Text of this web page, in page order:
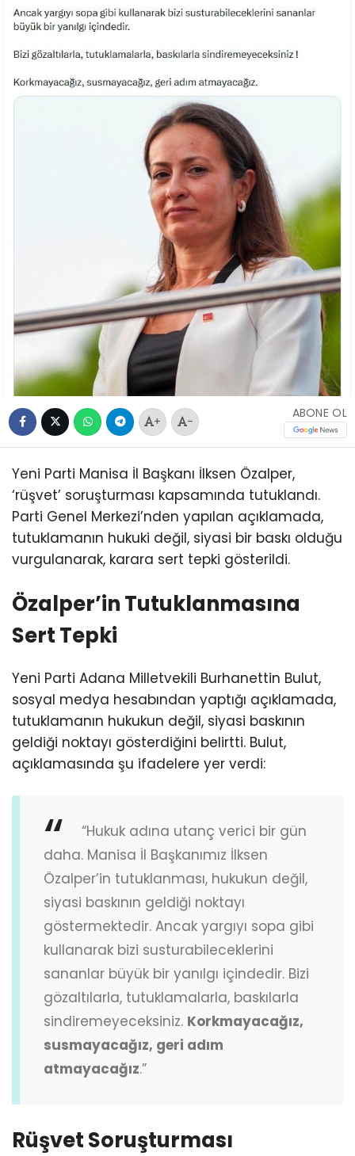
+ -
ABONE OL
Yeni Parti Manisa İl Başkanı İlksen Özalper,
‘rüşvet’ soruşturması kapsamında tutuklandı.
Parti Genel Merkezi’nden yapılan açıklamada,
tutuklamanın hukuki değil, siyasi bir baskı olduğu
vurgulanarak, karara sert tepki gösterildi.
Özalper’in Tutuklanmasına
Sert Tepki
Yeni Parti Adana Milletvekili Burhanettin Bulut,
sosyal medya hesabından yaptığı açıklamada,
tutuklamanın hukukun değil, siyasi baskının
geldiği noktayı gösterdiğini belirtti. Bulut,
açıklamasında şu ifadelere yer verdi:
“Hukuk adına utanç verici bir gün
daha. Manisa İl Başkanımız İlksen
Özalper’in tutuklanması, hukukun değil,
siyasi baskının geldiği noktayı
göstermektedir. Ancak yargıyı sopa gibi
kullanarak bizi susturabileceklerini
sananlar büyük bir yanılgı içindedir. Bizi
gözaltılarla, tutuklamalarla, baskılarla
sindiremeyeceksiniz. Korkmayacağız,
susmayacağız, geri adım
atmayacağız.”
Rüşvet Soruşturması